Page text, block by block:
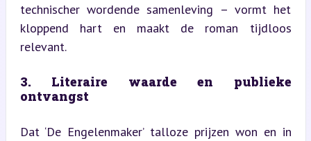
technischer wordende samenleving – vormt het
kloppend hart en maakt de roman tijdloos
relevant.
3. Literaire waarde en publieke
ontvangst
Dat ‘De Engelenmaker’ talloze prijzen won en in